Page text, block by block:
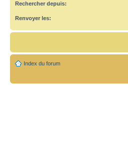
Rechercher depuis:
Renvoyer les:
Index du forum